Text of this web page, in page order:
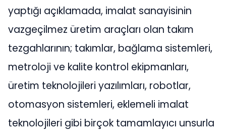
yaptığı açıklamada, imalat sanayisinin
vazgeçilmez üretim araçları olan takım
tezgahlarının; takımlar, bağlama sistemleri,
metroloji ve kalite kontrol ekipmanları,
üretim teknolojileri yazılımları, robotlar,
otomasyon sistemleri, eklemeli imalat
teknolojileri gibi birçok tamamlayıcı unsurla